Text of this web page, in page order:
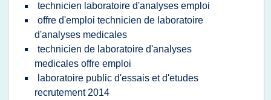
technicien laboratoire d'analyses emploi
offre d'emploi technicien de laboratoire
d'analyses medicales
technicien de laboratoire d'analyses
medicales offre emploi
laboratoire public d'essais et d'etudes
recrutement 2014